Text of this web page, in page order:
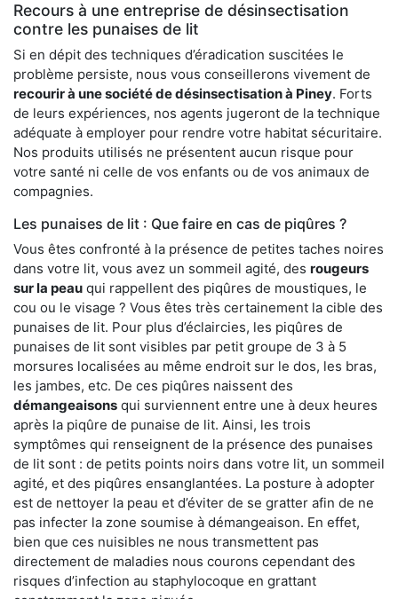
Recours à une entreprise de désinsectisation
contre les punaises de lit
Si en dépit des techniques d’éradication suscitées le
problème persiste, nous vous conseillerons vivement de
recourir à une société de désinsectisation à Piney. Forts
de leurs expériences, nos agents jugeront de la technique
adéquate à employer pour rendre votre habitat sécuritaire.
Nos produits utilisés ne présentent aucun risque pour
votre santé ni celle de vos enfants ou de vos animaux de
compagnies.
Les punaises de lit : Que faire en cas de piqûres ?
Vous êtes confronté à la présence de petites taches noires
dans votre lit, vous avez un sommeil agité, des rougeurs
sur la peau qui rappellent des piqûres de moustiques, le
cou ou le visage ? Vous êtes très certainement la cible des
punaises de lit. Pour plus d’éclaircies, les piqûres de
punaises de lit sont visibles par petit groupe de 3 à 5
morsures localisées au même endroit sur le dos, les bras,
les jambes, etc. De ces piqûres naissent des
démangeaisons qui surviennent entre une à deux heures
après la piqûre de punaise de lit. Ainsi, les trois
symptômes qui renseignent de la présence des punaises
de lit sont : de petits points noirs dans votre lit, un sommeil
agité, et des piqûres ensanglantées. La posture à adopter
est de nettoyer la peau et d’éviter de se gratter afin de ne
pas infecter la zone soumise à démangeaison. En effet,
bien que ces nuisibles ne nous transmettent pas
directement de maladies nous courons cependant des
risques d’infection au staphylocoque en grattant